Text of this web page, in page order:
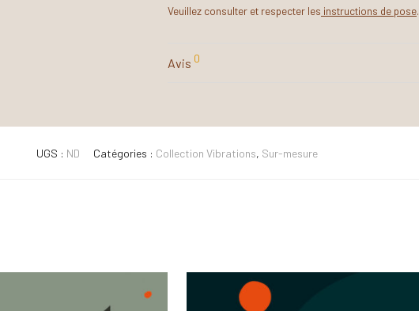
Veuillez consulter et respecter les instructions de pose.
Avis 0
UGS : ND Catégories : Collection Vibrations, Sur-mesure